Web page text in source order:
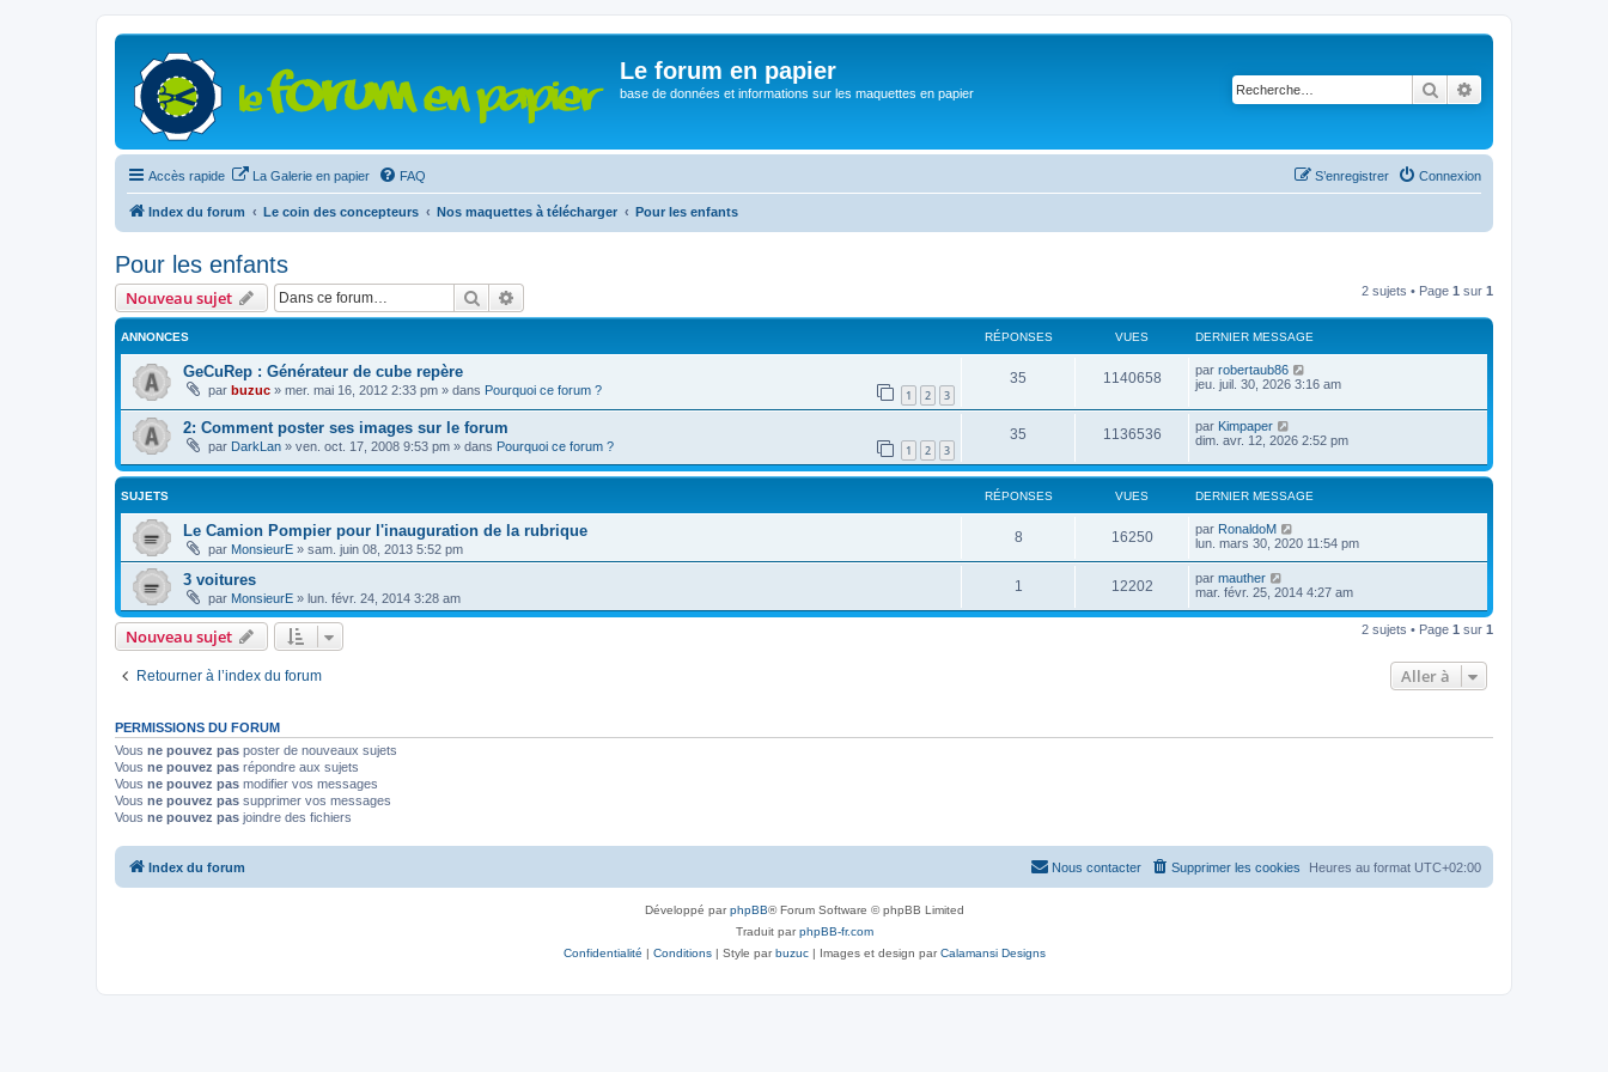
Le forum en papier
base de données et informations sur les maquettes en papier Rechercher
Accès rapide La Galerie en papier FAQ Connexion
S’enregistrer
Index du forum Le coin des concepteurs Nos maquettes à télécharger Pour les enfants
Pour les enfants
Nouveau sujet Rechercher 2 sujets • Page 1 sur 1
ANNONCES RÉPONSES VUES DERNIER MESSAGE
GeCuRep : Générateur de cube repère
par buzuc » mer. mai 16, 2012 2:33 pm » dans Pourquoi ce forum ? 1 2 3
35 1140658 par robertaub86
jeu. juil. 30, 2026 3:16 am
2: Comment poster ses images sur le forum
par DarkLan » ven. oct. 17, 2008 9:53 pm » dans Pourquoi ce forum ? 1 2 3
35 1136536 par Kimpaper
dim. avr. 12, 2026 2:52 pm
SUJETS RÉPONSES VUES DERNIER MESSAGE
Le Camion Pompier pour l'inauguration de la rubrique
par MonsieurE » sam. juin 08, 2013 5:52 pm
8 16250 par RonaldoM
lun. mars 30, 2020 11:54 pm
3 voitures
par MonsieurE » lun. févr. 24, 2014 3:28 am
1 12202 par mauther
mar. févr. 25, 2014 4:27 am
Nouveau sujet 2 sujets • Page 1 sur 1
Retourner à l’index du forum Aller à
PERMISSIONS DU FORUM
Vous ne pouvez pas poster de nouveaux sujets
Vous ne pouvez pas répondre aux sujets
Vous ne pouvez pas modifier vos messages
Vous ne pouvez pas supprimer vos messages
Vous ne pouvez pas joindre des fichiers
Index du forum Heures au format UTC+02:00
Supprimer les cookies
Nous contacter
Développé parphpBB® Forum Software © phpBB Limited
Traduit parphpBB-fr.com
Confidentialité | Conditions| Style parbuzuc| Images et design parCalamansi Designs